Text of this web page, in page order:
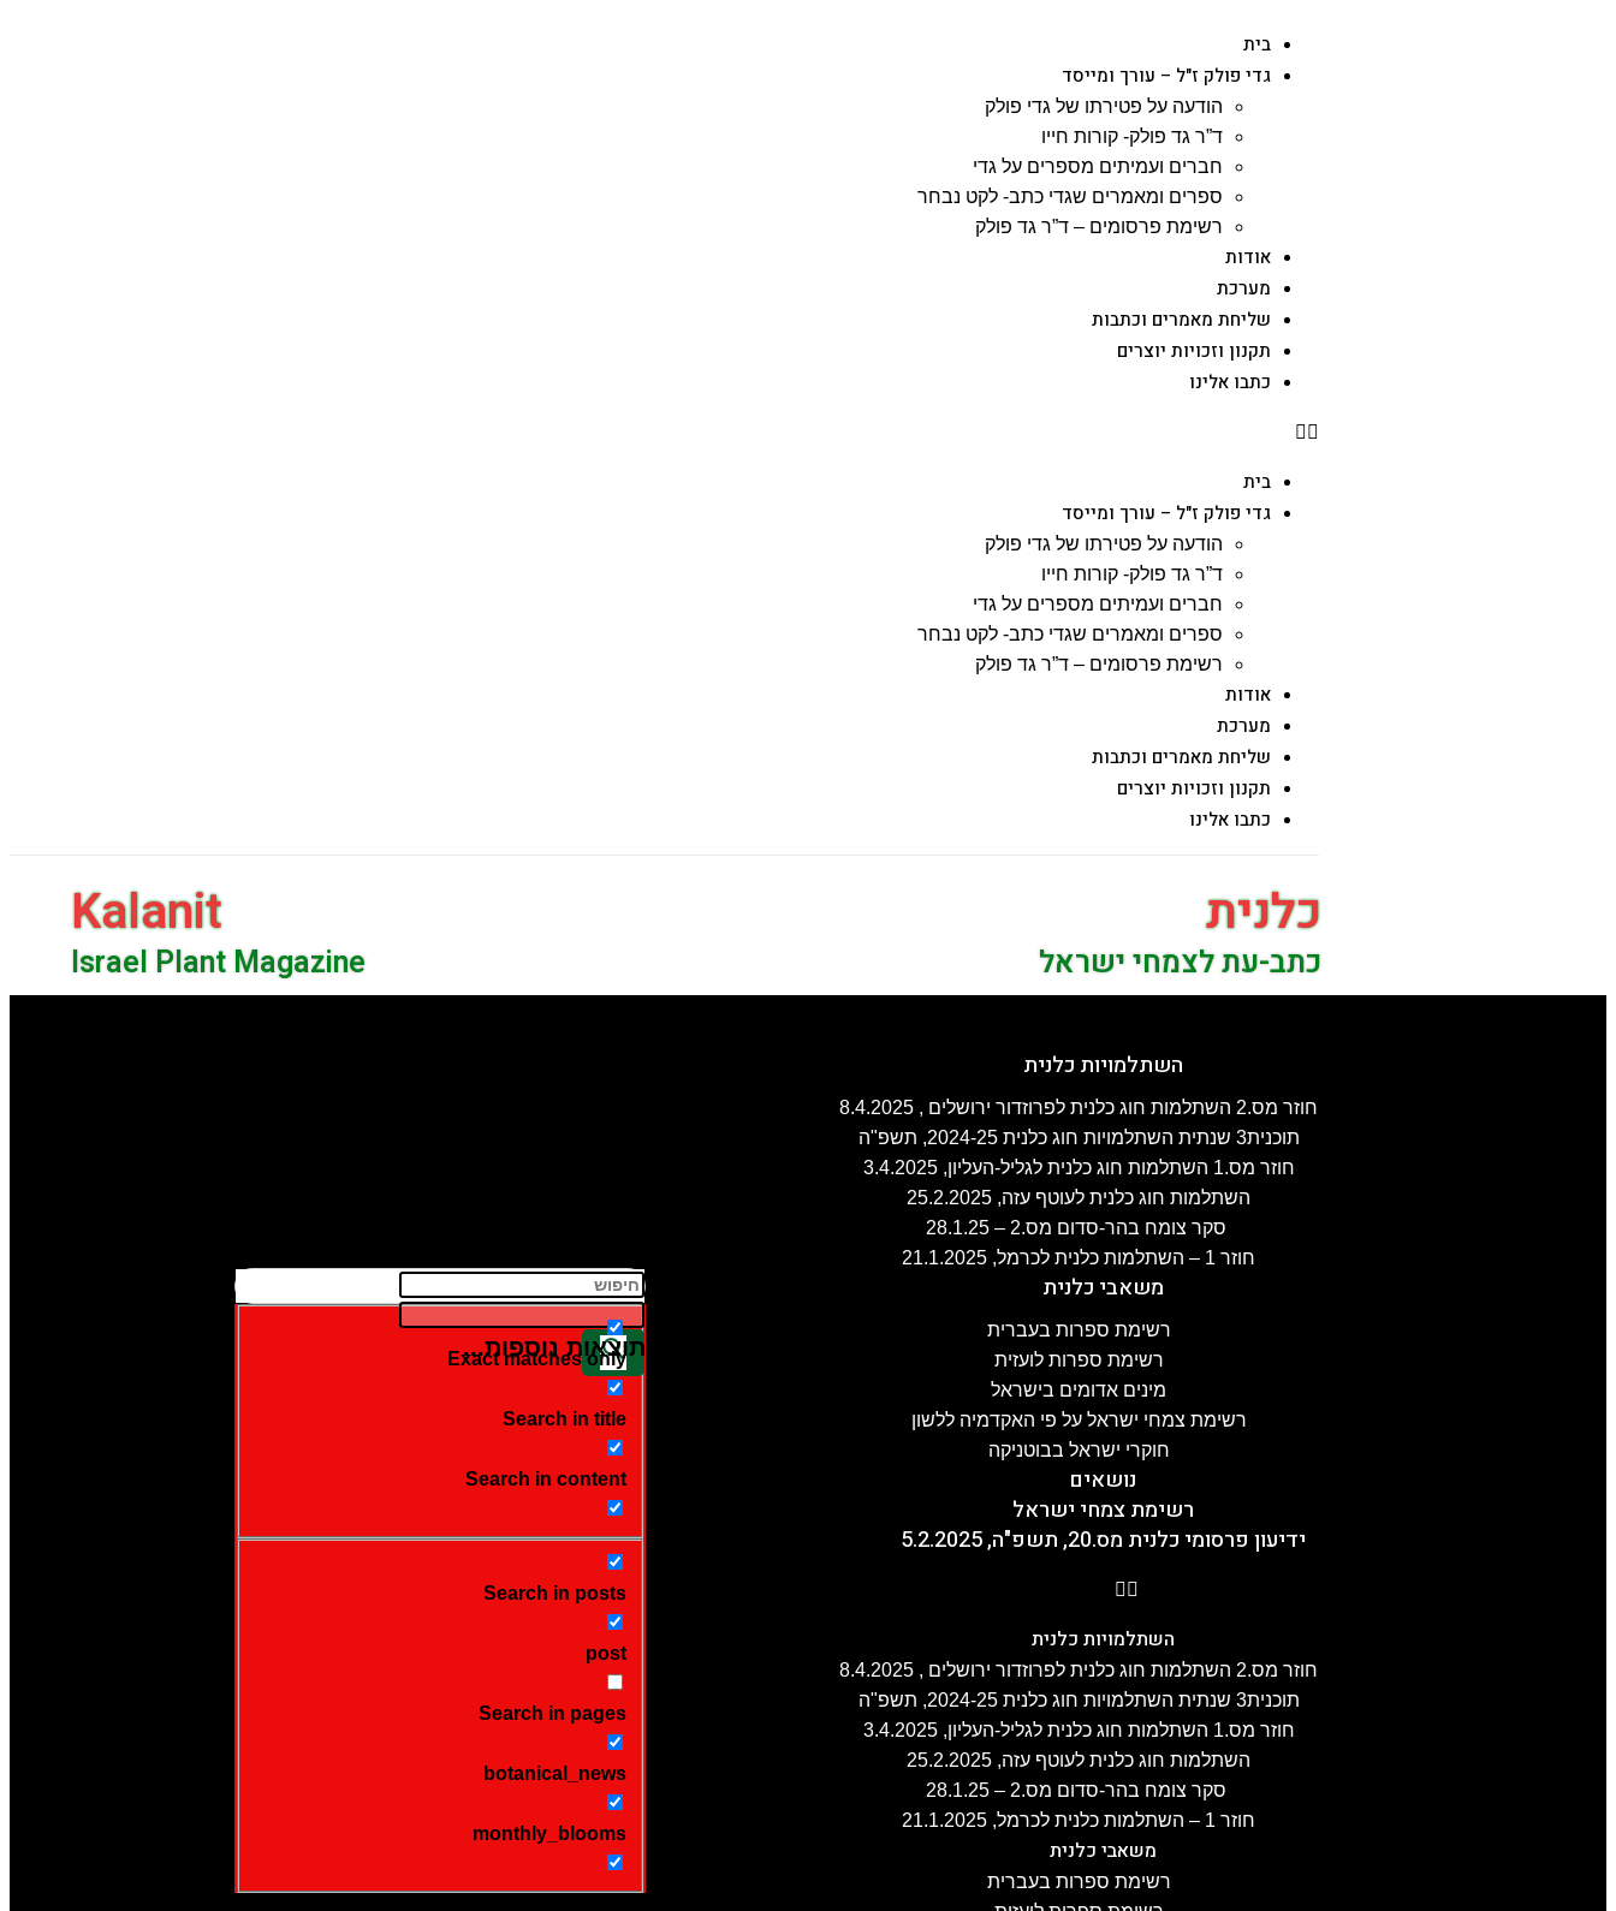
בית
גדי פולק ז"ל – עורך ומייסד
הודעה על פטירתו של גדי פולק
ד”ר גד פולק- קורות חייו
חברים ועמיתים מספרים על גדי
ספרים ומאמרים שגדי כתב- לקט נבחר
רשימת פרסומים – ד”ר גד פולק
אודות
מערכת
שליחת מאמרים וכתבות
תקנון וזכויות יוצרים
כתבו אלינו
בית
גדי פולק ז"ל – עורך ומייסד
הודעה על פטירתו של גדי פולק
ד”ר גד פולק- קורות חייו
חברים ועמיתים מספרים על גדי
ספרים ומאמרים שגדי כתב- לקט נבחר
רשימת פרסומים – ד”ר גד פולק
אודות
מערכת
שליחת מאמרים וכתבות
תקנון וזכויות יוצרים
כתבו אלינו
כלנית
כתב-עת לצמחי ישראל
Kalanit
Israel Plant Magazine
השתלמויות כלנית
חוזר מס.2 השתלמות חוג כלנית לפרוזדור ירושלים , 8.4.2025
תוכנית3 שנתית השתלמויות חוג כלנית 2024-25, תשפ"ה
חוזר מס.1 השתלמות חוג כלנית לגליל-העליון, 3.4.2025
השתלמות חוג כלנית לעוטף עזה, 25.2.2025
סקר צומח בהר-סדום מס.2 – 28.1.25
חוזר 1 – השתלמות כלנית לכרמל, 21.1.2025
משאבי כלנית
רשימת ספרות בעברית
רשימת ספרות לועזית
מינים אדומים בישראל
רשימת צמחי ישראל על פי האקדמיה ללשון
חוקרי ישראל בבוטניקה
נושאים
רשימת צמחי ישראל
ידיעון פרסומי כלנית מס.20, תשפ"ה, 5.2.2025
השתלמויות כלנית
חוזר מס.2 השתלמות חוג כלנית לפרוזדור ירושלים , 8.4.2025
תוכנית3 שנתית השתלמויות חוג כלנית 2024-25, תשפ"ה
חוזר מס.1 השתלמות חוג כלנית לגליל-העליון, 3.4.2025
השתלמות חוג כלנית לעוטף עזה, 25.2.2025
סקר צומח בהר-סדום מס.2 – 28.1.25
חוזר 1 – השתלמות כלנית לכרמל, 21.1.2025
משאבי כלנית
רשימת ספרות בעברית
תוצאות נוספות...
Exact matches only
Search in title
Search in content
Search in posts
post
Search in pages
botanical_news
monthly_blooms